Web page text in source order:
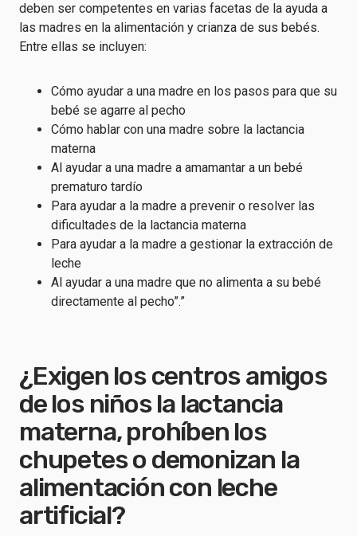
deben ser competentes en varias facetas de la ayuda a
las madres en la alimentación y crianza de sus bebés.
Entre ellas se incluyen:
Cómo ayudar a una madre en los pasos para que su
bebé se agarre al pecho
Cómo hablar con una madre sobre la lactancia
materna
Al ayudar a una madre a amamantar a un bebé
prematuro tardío
Para ayudar a la madre a prevenir o resolver las
dificultades de la lactancia materna
Para ayudar a la madre a gestionar la extracción de
leche
Al ayudar a una madre que no alimenta a su bebé
directamente al pecho”.”
¿Exigen los centros amigos
de los niños la lactancia
materna, prohíben los
chupetes o demonizan la
alimentación con leche
artificial?